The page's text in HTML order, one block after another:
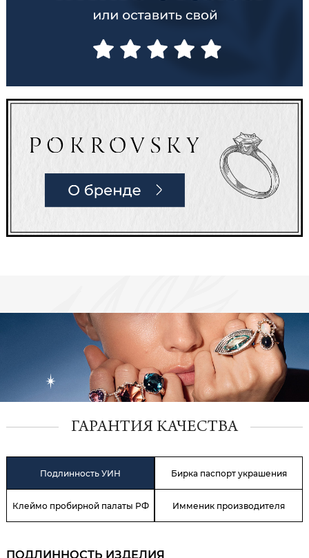
ГАРАНТИЯ КАЧЕСТВА
Подлинность УИН Бирка паспорт украшения
Клеймо пробирной палаты РФ Имменик производителя
ПОДЛИННОСТЬ ИЗДЕЛИЯ